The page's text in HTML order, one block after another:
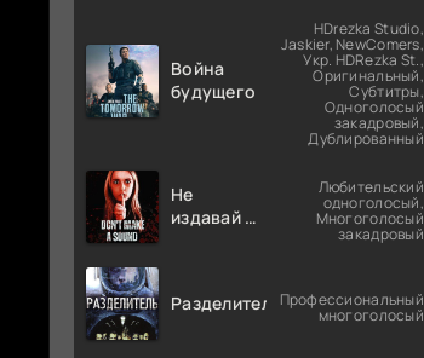
Война
будущего
HDrezka Studio,
Jaskier, NewComers,
Укр. HDRezka St.,
Оригинальный,
Субтитры,
Одноголосый
закадровый,
Дублированный
Не
издавай ни
Любительский
одноголосый,
Многоголосый
закадровый
РазделительПрофессиональный
многоголосый